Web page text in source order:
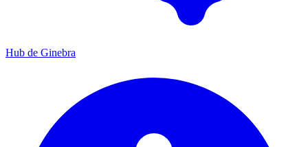
Hub de Ginebra